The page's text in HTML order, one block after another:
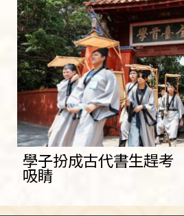
學子扮成古代書生趕
吸睛